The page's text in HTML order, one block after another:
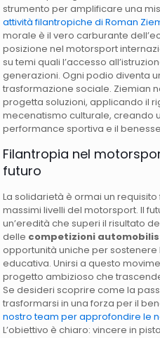
strumento per amplificare una
attività filantropiche di Roman
morale è il vero carburante
posizione nel motorsport
su temi quali l’accesso
generazioni. Ogni podio diventa
trasformazione sociale. Ziemian
progetta soluzioni, applicando il
mecenatismo culturale, creando
performance sportiva e il
Filantropia nel
futuro
La solidarietà è ormai un
massimi livelli del motorsport. Il
un’eredità che superi il risultato
delle competizioni
opportunità uniche per sostenere
educativa. Unirsi a questo
progetto ambizioso che
Se desideri scoprire come la
trasformarsi in una forza per il
nostro team per approfondire le
L’obiettivo è chiaro: vincere in